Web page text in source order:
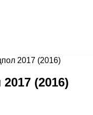
2017 (2016)
(2016)